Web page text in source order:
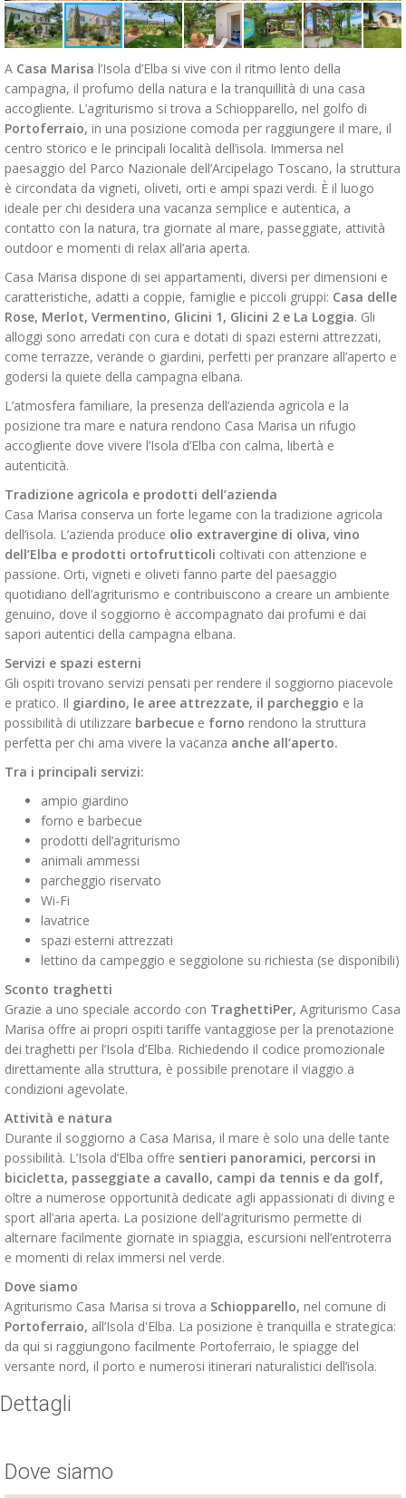
A Casa Marisa l’Isola d’Elba si vive con il ritmo lento della
campagna, il profumo della natura e la tranquillità di una casa
accogliente. L’agriturismo si trova a Schiopparello, nel golfo di
Portoferraio, in una posizione comoda per raggiungere il mare, il
centro storico e le principali località dell’isola. Immersa nel
paesaggio del Parco Nazionale dell’Arcipelago Toscano, la struttura
è circondata da vigneti, oliveti, orti e ampi spazi verdi. È il luogo
ideale per chi desidera una vacanza semplice e autentica, a
contatto con la natura, tra giornate al mare, passeggiate, attività
outdoor e momenti di relax all’aria aperta.
Casa Marisa dispone di sei appartamenti, diversi per dimensioni e
caratteristiche, adatti a coppie, famiglie e piccoli gruppi: Casa delle
Rose, Merlot, Vermentino, Glicini 1, Glicini 2 e La Loggia. Gli
alloggi sono arredati con cura e dotati di spazi esterni attrezzati,
come terrazze, verande o giardini, perfetti per pranzare all’aperto e
godersi la quiete della campagna elbana.
L’atmosfera familiare, la presenza dell’azienda agricola e la
posizione tra mare e natura rendono Casa Marisa un rifugio
accogliente dove vivere l’Isola d’Elba con calma, libertà e
autenticità.
Tradizione agricola e prodotti dell’azienda
Casa Marisa conserva un forte legame con la tradizione agricola
dell’isola. L’azienda produce olio extravergine di oliva, vino
dell’Elba e prodotti ortofrutticoli coltivati con attenzione e
passione. Orti, vigneti e oliveti fanno parte del paesaggio
quotidiano dell’agriturismo e contribuiscono a creare un ambiente
genuino, dove il soggiorno è accompagnato dai profumi e dai
sapori autentici della campagna elbana.
Servizi e spazi esterni
Gli ospiti trovano servizi pensati per rendere il soggiorno piacevole
e pratico. Il giardino, le aree attrezzate, il parcheggio e la
possibilità di utilizzare barbecue e forno rendono la struttura
perfetta per chi ama vivere la vacanza anche all’aperto.
Tra i principali servizi:
ampio giardino
forno e barbecue
prodotti dell’agriturismo
animali ammessi
parcheggio riservato
Wi-Fi
lavatrice
spazi esterni attrezzati
lettino da campeggio e seggiolone su richiesta (se disponibili)
Sconto traghetti
Grazie a uno speciale accordo con TraghettiPer, Agriturismo Casa
Marisa offre ai propri ospiti tariffe vantaggiose per la prenotazione
dei traghetti per l’Isola d’Elba. Richiedendo il codice promozionale
direttamente alla struttura, è possibile prenotare il viaggio a
condizioni agevolate.
Attività e natura
Durante il soggiorno a Casa Marisa, il mare è solo una delle tante
possibilità. L’Isola d’Elba offre sentieri panoramici, percorsi in
bicicletta, passeggiate a cavallo, campi da tennis e da golf,
oltre a numerose opportunità dedicate agli appassionati di diving e
sport all’aria aperta. La posizione dell’agriturismo permette di
alternare facilmente giornate in spiaggia, escursioni nell’entroterra
e momenti di relax immersi nel verde.
Dove siamo
Agriturismo Casa Marisa si trova a Schiopparello, nel comune di
Portoferraio, all’Isola d'Elba. La posizione è tranquilla e strategica:
da qui si raggiungono facilmente Portoferraio, le spiagge del
versante nord, il porto e numerosi itinerari naturalistici dell’isola.
Dettagli
Dove siamo